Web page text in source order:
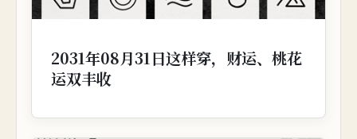
2031年08月31日这样穿，财运、桃花
运双丰收